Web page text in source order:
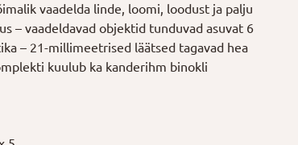
vaadelda linde, loomi, loodust ja palju
– vaadeldavad objektid tunduvad asuvat 6
– 21-millimeetrised läätsed tagavad hea
kuulub ka kanderihm binokli